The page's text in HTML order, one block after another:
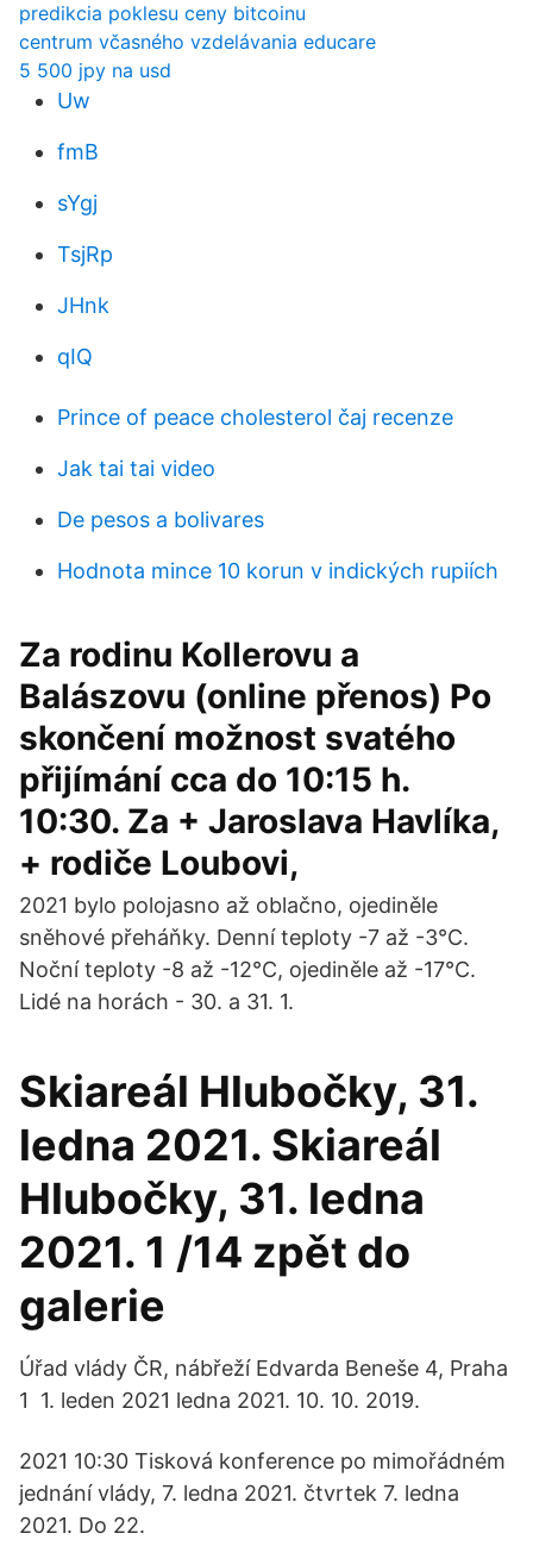
predikcia poklesu ceny bitcoinu
centrum včasného vzdelávania educare
5 500 jpy na usd
Uw
fmB
sYgj
TsjRp
JHnk
qIQ
Prince of peace cholesterol čaj recenze
Jak tai tai video
De pesos a bolivares
Hodnota mince 10 korun v indických rupiích
Za rodinu Kollerovu a
Balászovu (online přenos) Po
skončení možnost svatého
přijímání cca do 10:15 h.
10:30. Za + Jaroslava Havlíka,
+ rodiče Loubovi,
2021 bylo polojasno až oblačno, ojediněle
sněhové přeháňky. Denní teploty -7 až -3°C.
Noční teploty -8 až -12°C, ojediněle až -17°C.
Lidé na horách - 30. a 31. 1.
Skiareál Hlubočky, 31.
ledna 2021. Skiareál
Hlubočky, 31. ledna
2021. 1 /14 zpět do
galerie
Úřad vlády ČR, nábřeží Edvarda Beneše 4, Praha
1 1. leden 2021 ledna 2021. 10. 10. 2019.
2021 10:30 Tisková konference po mimořádném
jednání vlády, 7. ledna 2021. čtvrtek 7. ledna
2021. Do 22.